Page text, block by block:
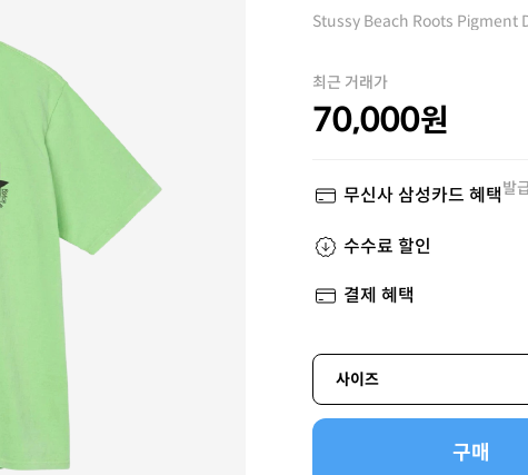
Stussy Beach Roots Pigment
최근 거래가
70,000원
무신사 삼성카드 혜택발
수수료 할인
결제 혜택
사이즈
구매